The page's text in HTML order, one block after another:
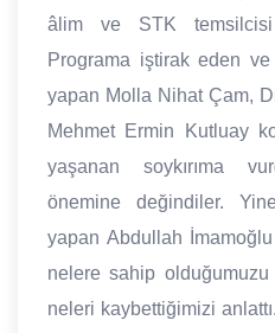
âlim ve STK
Programa iştirak eden ve
yapan Molla Nihat Çam,
Mehmet Ermin Kutluay
yaşanan soykırıma
önemine değindiler.
yapan Abdullah
nelere sahip
neleri kaybettiğimizi